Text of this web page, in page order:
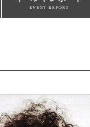
EVENT REPORT